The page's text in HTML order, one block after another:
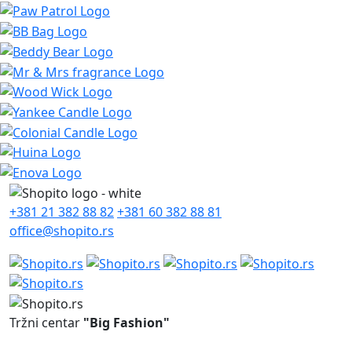
+381 21 382 88 82+381 60 382 88 81
office@shopito.rs
Tržni centar "Big Fashion"